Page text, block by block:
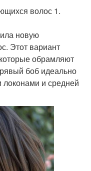
волос 1.
новую
Этот вариант
обрамляют
боб идеально
и средней